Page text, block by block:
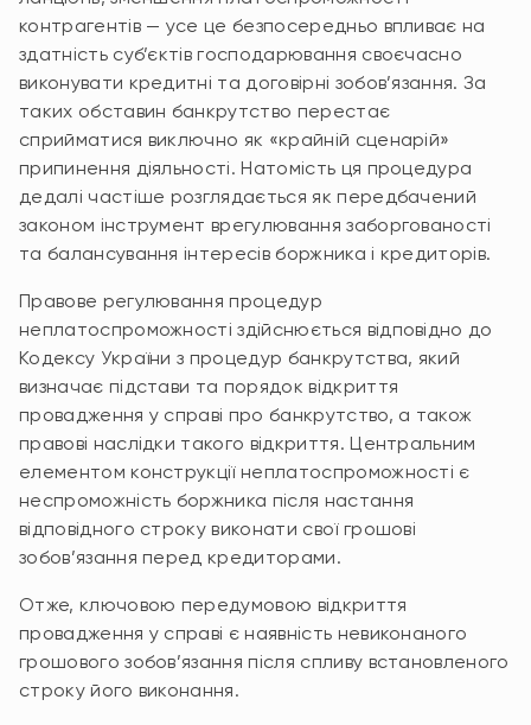
контрагентів — усе це безпосередньо впливає на
здатність суб’єктів господарювання своєчасно
виконувати кредитні та договірні зобов’язання. За
таких обставин банкрутство перестає
сприйматися виключно як «крайній сценарій»
припинення діяльності. Натомість ця процедура
дедалі частіше розглядається як передбачений
законом інструмент врегулювання заборгованості
та балансування інтересів боржника і кредиторів.
Правове регулювання процедур
неплатоспроможності здійснюється відповідно до
Кодексу України з процедур банкрутства, який
визначає підстави та порядок відкриття
провадження у справі про банкрутство, а також
правові наслідки такого відкриття. Центральним
елементом конструкції неплатоспроможності є
неспроможність боржника після настання
відповідного строку виконати свої грошові
зобов’язання перед кредиторами.
Отже, ключовою передумовою відкриття
провадження у справі є наявність невиконаного
грошового зобов’язання після спливу встановленого
строку його виконання.